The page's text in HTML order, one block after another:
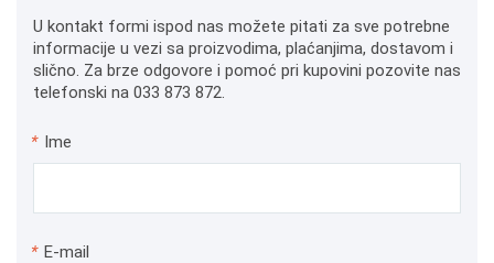
U kontakt formi ispod nas možete pitati za sve potrebne
informacije u vezi sa proizvodima, plaćanjima, dostavom i
slično. Za brze odgovore i pomoć pri kupovini pozovite nas
telefonski na 033 873 872.
* Ime
* E-mail